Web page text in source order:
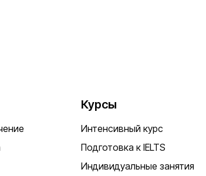
Курсы
Интенсивный курс
Подготовка к IELTS
Индивидуальные занятия